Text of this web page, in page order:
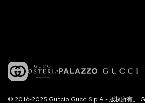
© 2016-2025 Guccio Gucci S.p.A.- 版权所有。